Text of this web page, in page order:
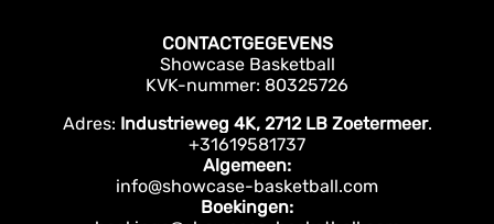
CONTACTGEGEVENS
Showcase Basketball
KVK-nummer: 80325726
Adres: Industrieweg 4K, 2712 LB Zoetermeer.
+31619581737
Algemeen:
info@showcase-basketball.com
Boekingen: